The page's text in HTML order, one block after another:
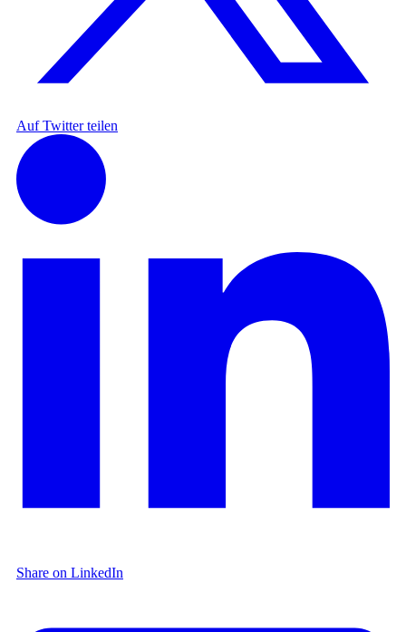
Auf Twitter teilen
Share on LinkedIn